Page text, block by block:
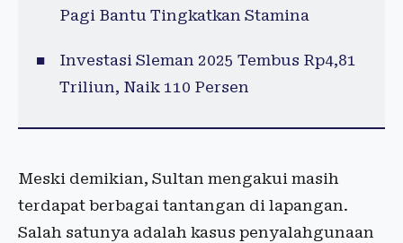
Pagi Bantu Tingkatkan Stamina
Investasi Sleman 2025 Tembus Rp4,81
Triliun, Naik 110 Persen
Meski demikian, Sultan mengakui masih
terdapat berbagai tantangan di lapangan.
Salah satunya adalah kasus penyalahgunaan